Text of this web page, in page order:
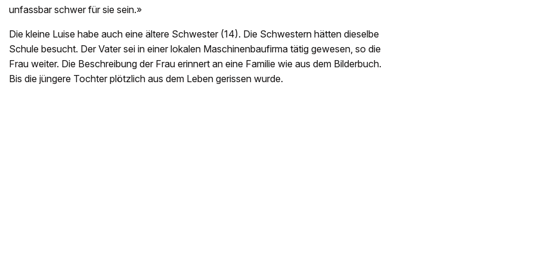
unfassbar schwer für sie sein.»
Die kleine Luise habe auch eine ältere Schwester (14). Die Schwestern hätten dieselbe
Schule besucht. Der Vater sei in einer lokalen Maschinenbaufirma tätig gewesen, so die
Frau weiter. Die Beschreibung der Frau erinnert an eine Familie wie aus dem Bilderbuch.
Bis die jüngere Tochter plötzlich aus dem Leben gerissen wurde.